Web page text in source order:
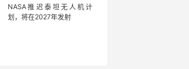
NASA推迟泰坦无人机计
划，将在2027年发射